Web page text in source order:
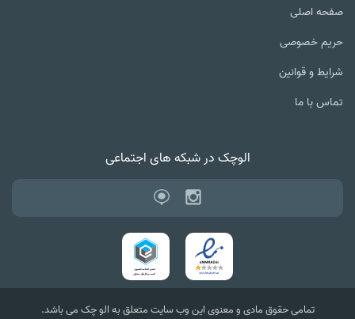
صفحه اصلی
حریم خصوصی
شرایط و قوانین
تماس با ما
الوچک در شبکه های اجتماعی
تمامی حقوق مادی و معنوی این وب سایت متعلق به الو چک می باشد.